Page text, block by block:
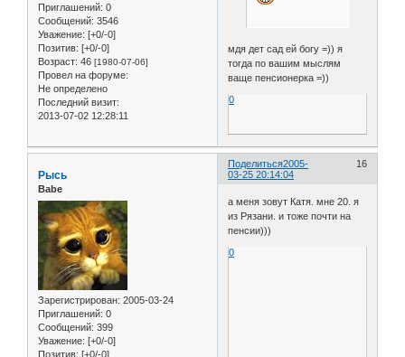
Приглашений: 0
Сообщений: 3546
Уважение: [+0/-0]
Позитив: [+0/-0]
Возраст: 46 [1980-07-06]
Провел на форуме:
Не определено
Последний визит:
2013-07-02 12:28:11
мдя дет сад ей богу =)) я
тогда по вашим мыслям
ваще пенсионерка =))
0
Поделиться 16
2005-
03-25 20:14:04
Рысь
Babe
Зарегистрирован: 2005-03-24
Приглашений: 0
Сообщений: 399
Уважение: [+0/-0]
Позитив: [+0/-0]
а меня зовут Катя. мне 20. я
из Рязани. и тоже почти на
пенсии)))
0